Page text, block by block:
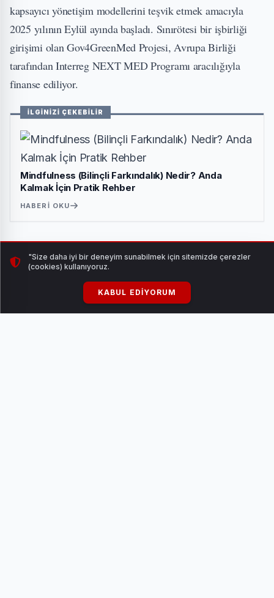
kapsayıcı yönetişim modellerini teşvik etmek amacıyla
2025 yılının Eylül ayında başladı. Sınırötesi bir işbirliği
girişimi olan Gov4GreenMed Projesi, Avrupa Birliği
tarafından Interreg NEXT MED Programı aracılığıyla
finanse ediliyor.
İLGİNİZİ ÇEKEBİLİR
Mindfulness (Bilinçli Farkındalık) Nedir? Anda
Kalmak İçin Pratik Rehber
HABERI OKU
AKDENİZ BELEDİYELERİNDEN PİLOT EYLEMLER
Avrupa Birliği'nin Interreg NEXT MED Programı
aracılığıyla finanse ettiği Gov4GreenMed projesi,
"Size daha iyi bir deneyim sunabilmek için sitemizde çerezler
(cookies) kullanıyoruz.
KABUL EDIYORUM